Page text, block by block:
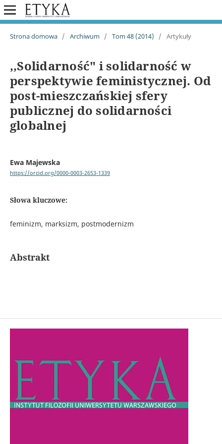
Strona domowa / Archiwum / Tom 48 (2014) / Artykuły
,,Solidarność" i solidarność w
perspektywie feministycznej. Od
post-mieszczańskiej sfery
publicznej do solidarności
globalnej
Ewa Majewska
https://orcid.org/0000-0003-2653-1339
Słowa kluczowe:
feminizm, marksizm, postmodernizm
Abstrakt